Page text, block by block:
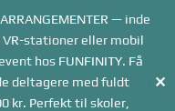
— inde
stationer eller mobil
hos FUNFINITY. Få
deltagere med fuldt
kr. Perfekt til skoler,
✕
Menu